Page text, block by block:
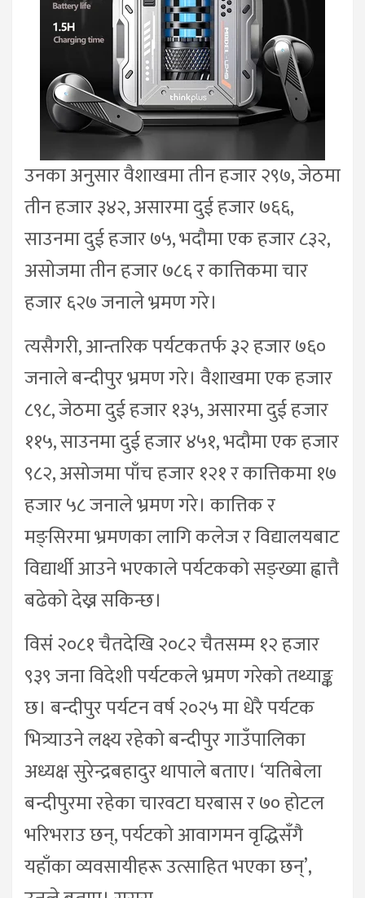
उनका अनुसार वैशाखमा तीन हजार २९७, जेठमा
तीन हजार ३४२, असारमा दुई हजार ७६६,
साउनमा दुई हजार ७५, भदौमा एक हजार ८३२,
असोजमा तीन हजार ७८६ र कात्तिकमा चार
हजार ६२७ जनाले भ्रमण गरे।
त्यसैगरी, आन्तरिक पर्यटकतर्फ ३२ हजार ७६०
जनाले बन्दीपुर भ्रमण गरे। वैशाखमा एक हजार
८९८, जेठमा दुई हजार १३५, असारमा दुई हजार
११५, साउनमा दुई हजार ४५१, भदौमा एक हजार
९८२, असोजमा पाँच हजार १२१ र कात्तिकमा १७
हजार ५८ जनाले भ्रमण गरे। कात्तिक र
मङ्सिरमा भ्रमणका लागि कलेज र विद्यालयबाट
विद्यार्थी आउने भएकाले पर्यटकको सङ्ख्या ह्वात्तै
बढेको देख्न सकिन्छ।
विसं २०८१ चैतदेखि २०८२ चैतसम्म १२ हजार
९३९ जना विदेशी पर्यटकले भ्रमण गरेको तथ्याङ्क
छ। बन्दीपुर पर्यटन वर्ष २०२५ मा धेरै पर्यटक
भित्र्याउने लक्ष्य रहेको बन्दीपुर गाउँपालिका
अध्यक्ष सुरेन्द्रबहादुर थापाले बताए। ‘यतिबेला
बन्दीपुरमा रहेका चारवटा घरबास र ७० होटल
भरिभराउ छन्, पर्यटको आवागमन वृद्धिसँगै
यहाँका व्यवसायीहरू उत्साहित भएका छन्’,